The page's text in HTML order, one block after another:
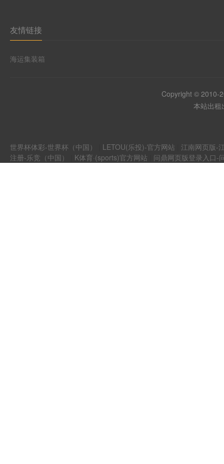
友情链接
海运集装箱
Copyright © 2010-
本站出
世界杯体彩-世界杯（中国） LETOU(乐投)-官方网站
江南网页版-
注册-乐竞（中国）
K体育·(sports)官方网站 问鼎网页版登录入口-